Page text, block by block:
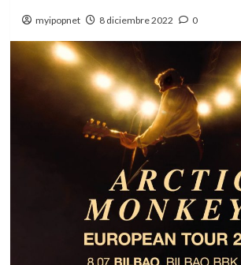
myipopnet 8 diciembre 2022 0